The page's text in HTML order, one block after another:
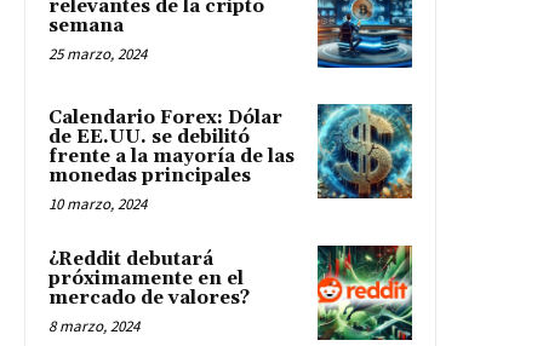
relevantes de la cripto
semana
25 marzo, 2024
Calendario Forex: Dólar
de EE.UU. se debilitó
frente a la mayoría de las
monedas principales
10 marzo, 2024
¿Reddit debutará
próximamente en el
mercado de valores?
8 marzo, 2024